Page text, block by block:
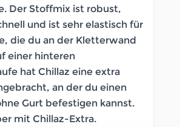
Der Stoffmix ist robust,
und ist sehr elastisch für
die du an der Kletterwand
einer hinteren
hat Chillaz eine extra
an der du einen
Gurt befestigen kannst.
mit Chillaz-Extra.